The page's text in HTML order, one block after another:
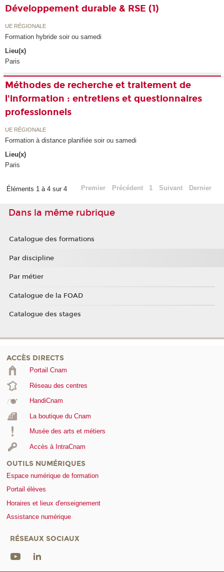
Développement durable & RSE (1)
UE RÉGIONALE
Formation hybride soir ou samedi
Lieu(x)
Paris
Méthodes de recherche et traitement de
l'information : entretiens et questionnaires
professionnels
UE RÉGIONALE
Formation à distance planifiée soir ou samedi
Lieu(x)
Paris
Éléments 1 à 4 sur 4 Premier Précédent 1 Suivant Dernier
Dans la même rubrique
Catalogue des formations
Par discipline
Par métier
Catalogue de la FOAD
Catalogue des stages
ACCÈS DIRECTS
Portail Cnam
Réseau des centres
HandiCnam
La boutique du Cnam
Musée des arts et métiers
Accès à IntraCnam
OUTILS NUMÉRIQUES
Espace numérique de formation
Portail élèves
Horaires et lieux d'enseignement
Assistance numérique
RÉSEAUX SOCIAUX